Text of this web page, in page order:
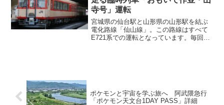
観光きっぷ」「高知観光きっぷ」も廃止
となっています。
寺号」運転
宮城県の仙台駅と山形県の山形駅を結ぶ
電化路線「仙山線」。この路線はすべて
E721系での運転となっています。毎回同
ポケモンと宇宙を学ぶ旅へ 阿武隈急行
「ポケモン天文台1DAY PASS」詳細